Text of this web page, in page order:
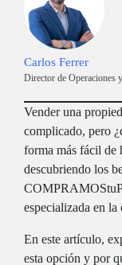
Carlos Ferrer
Director de
Vender una
complicado, pero
forma más fácil de
descubriendo los
especializada en
En este artículo,
esta opción y por